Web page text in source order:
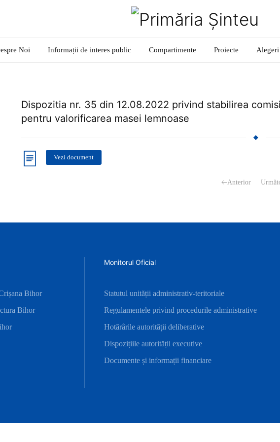
Noi Informații de interes public Compartimente Proiecte Alegeri
Dispozitia nr. 35 din 12.08.2022 privind stabilirea
pentru valorificarea masei lemnoase
Vezi document
Anterior
Bihor
Bihor
Monitorul Oficial
Statutul unității administrativ-teritoriale
Regulamentele privind procedurile administrative
Hotărârile autorității deliberative
Dispozițiile autorității executive
Documente și informații financiare